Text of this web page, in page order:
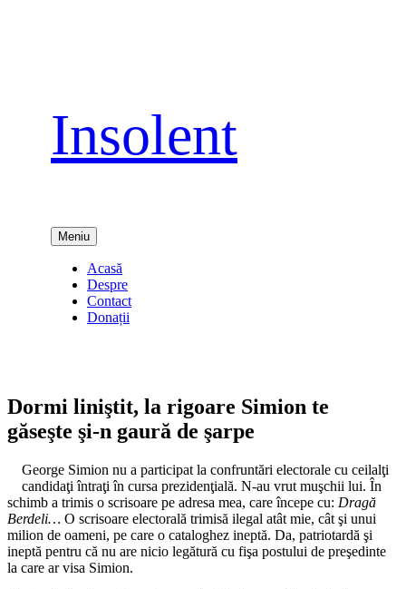
Insolent
Meniu
Acasă
Despre
Contact
Donații
Dormi liniştit, la rigoare Simion te
găseşte şi-n gaură de şarpe
George Simion nu a participat la confruntări electorale cu ceilalţi
candidaţi întraţi în cursa prezidenţială. N-au vrut muşchii lui. În
schimb a trimis o scrisoare pe adresa mea, care începe cu: Dragă
Berdeli… O scrisoare electorală trimisă ilegal atât mie, cât şi unui
milion de oameni, pe care o cataloghez ineptă. Da, patriotardă şi
ineptă pentru că nu are nicio legătură cu fişa postului de preşedinte
la care ar visa Simion.